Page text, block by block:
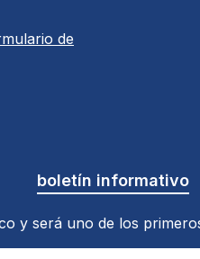
de
boletín informativo
y será uno de los